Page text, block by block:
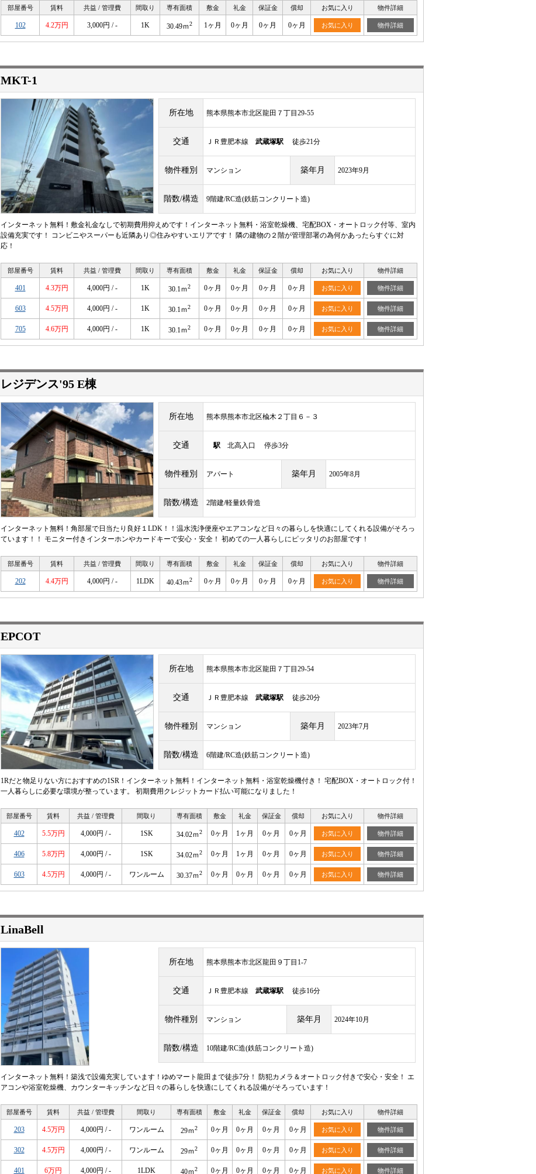
部屋番号 賃料 共益 / 管理費 間取り 専有面積 敷金 礼金 保証金 償却 お気に入り 物件詳細
102 4.2万円 3,000円 / - 1K 30.49ｍ2 1ヶ月 0ヶ月 0ヶ月 0ヶ月 お気に入り 物件詳細
MKT-1
所在地 熊本県熊本市北区龍田７丁目29-55
交通 ＪＲ豊肥本線 武蔵塚駅 徒歩21分
物件種別 マンション 築年月 2023年9月
階数/構造 9階建/RC造(鉄筋コンクリート造)
インターネット無料！敷金礼金なしで初期費用抑えめです！インターネット無料・浴室乾燥機、宅配BOX・オートロック付等、室内
設備充実です！ コンビニやスーパーも近隣あり◎住みやすいエリアです！ 隣の建物の２階が管理部署の為何かあったらすぐに対
応！
部屋番号 賃料 共益 / 管理費 間取り 専有面積 敷金 礼金 保証金 償却 お気に入り 物件詳細
401 4.3万円 4,000円 / - 1K 30.1ｍ2 0ヶ月 0ヶ月 0ヶ月 0ヶ月 お気に入り 物件詳細
603 4.5万円 4,000円 / - 1K 30.1ｍ2 0ヶ月 0ヶ月 0ヶ月 0ヶ月 お気に入り 物件詳細
705 4.6万円 4,000円 / - 1K 30.1ｍ2 0ヶ月 0ヶ月 0ヶ月 0ヶ月 お気に入り 物件詳細
レジデンス'95 E棟
所在地 熊本県熊本市北区楡木２丁目６－３
交通 駅 北高入口 停歩3分
物件種別 アパート 築年月 2005年8月
階数/構造 2階建/軽量鉄骨造
インターネット無料！角部屋で日当たり良好１LDK！！温水洗浄便座やエアコンなど日々の暮らしを快適にしてくれる設備がそろっ
ています！！ モニター付きインターホンやカードキーで安心・安全！ 初めての一人暮らしにピッタリのお部屋です！
部屋番号 賃料 共益 / 管理費 間取り 専有面積 敷金 礼金 保証金 償却 お気に入り 物件詳細
202 4.4万円 4,000円 / - 1LDK 40.43ｍ2 0ヶ月 0ヶ月 0ヶ月 0ヶ月 お気に入り 物件詳細
EPCOT
所在地 熊本県熊本市北区龍田７丁目29-54
交通 ＪＲ豊肥本線 武蔵塚駅 徒歩20分
物件種別 マンション 築年月 2023年7月
階数/構造 6階建/RC造(鉄筋コンクリート造)
1Rだと物足りない方におすすめの1SR！インターネット無料！インターネット無料・浴室乾燥機付き！ 宅配BOX・オートロック付！
一人暮らしに必要な環境が整っています。 初期費用クレジットカード払い可能になりました！
部屋番号 賃料 共益 / 管理費 間取り 専有面積 敷金 礼金 保証金 償却 お気に入り 物件詳細
402 5.5万円 4,000円 / - 1SK 34.02ｍ2 0ヶ月 1ヶ月 0ヶ月 0ヶ月 お気に入り 物件詳細
406 5.8万円 4,000円 / - 1SK 34.02ｍ2 0ヶ月 1ヶ月 0ヶ月 0ヶ月 お気に入り 物件詳細
603 4.5万円 4,000円 / - ワンルーム 30.37ｍ2 0ヶ月 0ヶ月 0ヶ月 0ヶ月 お気に入り 物件詳細
LinaBell
所在地 熊本県熊本市北区龍田９丁目1-7
交通 ＪＲ豊肥本線 武蔵塚駅 徒歩16分
物件種別 マンション 築年月 2024年10月
階数/構造 10階建/RC造(鉄筋コンクリート造)
インターネット無料！築浅で設備充実しています！ゆめマート龍田まで徒歩7分！ 防犯カメラ＆オートロック付きで安心・安全！ エ
アコンや浴室乾燥機、カウンターキッチンなど日々の暮らしを快適にしてくれる設備がそろっています！
部屋番号 賃料 共益 / 管理費 間取り 専有面積 敷金 礼金 保証金 償却 お気に入り 物件詳細
203 4.5万円 4,000円 / - ワンルーム 29ｍ2 0ヶ月 0ヶ月 0ヶ月 0ヶ月 お気に入り 物件詳細
302 4.5万円 4,000円 / - ワンルーム 29ｍ2 0ヶ月 0ヶ月 0ヶ月 0ヶ月 お気に入り 物件詳細
401 6万円 4,000円 / - 1LDK 40ｍ2 0ヶ月 0ヶ月 0ヶ月 0ヶ月 お気に入り 物件詳細